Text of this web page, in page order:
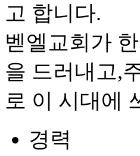
고 합니다.
벧엘교회가
을 드러내고,
로 이 시대에
경력